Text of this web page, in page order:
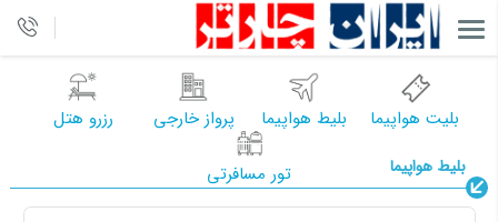
بلیت هواپیما بلیط هواپیما پرواز خارجی رزرو هتل
تور مسافرتی بلیط هواپیما